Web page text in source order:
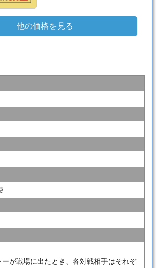
他の価格を見る
が戦場に出たとき、各対戦相手はそれぞ